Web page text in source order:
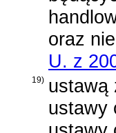
oraz
U. z
19) ustawą
ustawy